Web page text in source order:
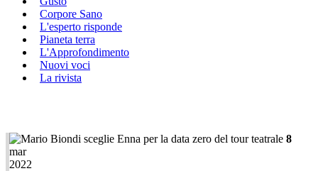
Corpore Sano
L'esperto risponde
Pianeta terra
L'Approfondimento
Nuovi voci
La rivista
8
mar
2022